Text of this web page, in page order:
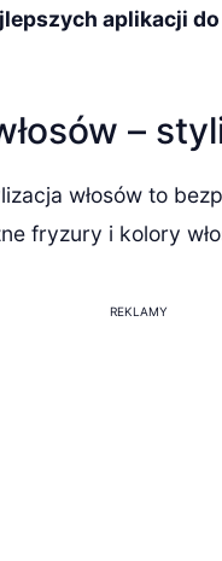
aplikacji
–
włosów to
fryzury i kolory
REKLAMY